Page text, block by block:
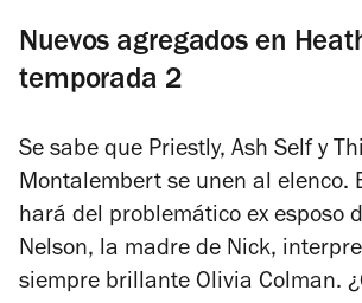
Nuevos agregados en
temporada 2
Se sabe que Priestly, Ash Self y
Montalembert se unen al elenco.
hará del problemático ex esposo
Nelson, la madre de Nick,
siempre brillante Olivia Colman.